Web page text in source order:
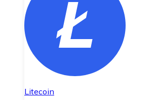
Litecoin